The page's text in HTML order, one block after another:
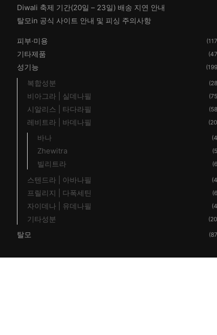
Diwali 축제 기간(20일 – 23일) 배송 지연 안내
탈모in 공식 사이트 안내 및 피싱 주의사항
피부·미용
기타제품
성기능
복합성분
비아그라 | 실데나필
시알리스 | 타다라필
레비트라 | 바데나필
바나
Zhewitra
빌리트라
스텐드라 | 아바나필
프릴리지 | 다폭세틴
자이데나 | 유데나필
기타성분
탈모